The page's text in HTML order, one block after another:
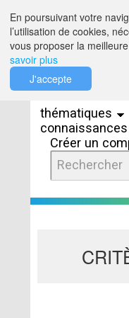
thématiques
connaissances
Créer un
En poursuivant votre
l’utilisation de cookies,
vous proposer la
savoir plus
J'accepte